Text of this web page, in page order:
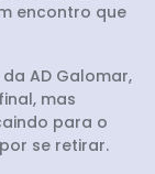
encontro que
AD Galomar,
mas
para o
se retirar.